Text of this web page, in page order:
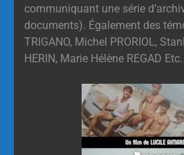
communiquant une série
documents). Également des
TRIGANO, Michel PRORIOL,
HERIN, Marie Hélène REGAD Etc.